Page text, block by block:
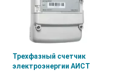
Трехфазный счетчик
электроэнергии АИСТ